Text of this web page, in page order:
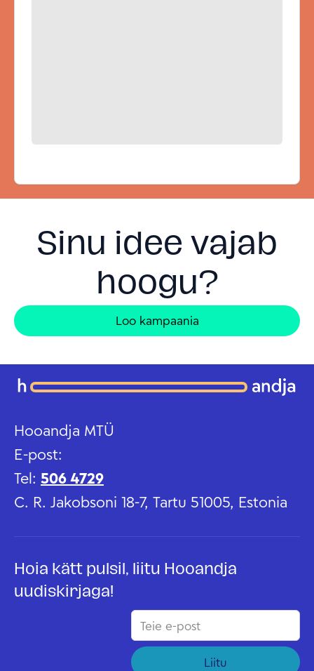
Sinu idee vajab
hoogu?
Loo kampaania
Hooandja MTÜ
E-post:
Tel: 506 4729
C. R. Jakobsoni 18-7, Tartu 51005, Estonia
Hoia kätt pulsil, liitu Hooandja
uudiskirjaga!
Liitu